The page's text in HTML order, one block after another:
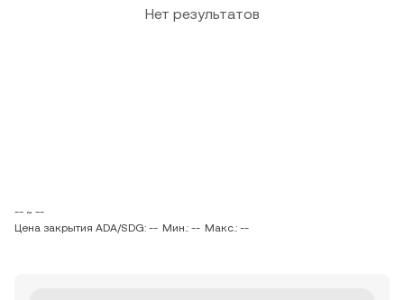
Нет результатов
-- ~ --
Цена закрытия ADA/SDG: -- Мин.: -- Макс.: --